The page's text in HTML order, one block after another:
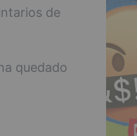
de
quedado